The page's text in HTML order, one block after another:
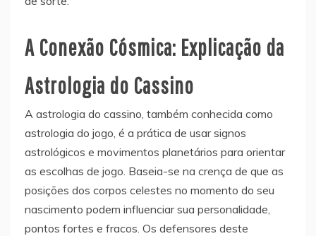
A Conexão Cósmica: Explicação da
Astrologia do Cassino
A astrologia do cassino, também conhecida como
astrologia do jogo, é a prática de usar signos
astrológicos e movimentos planetários para orientar
as escolhas de jogo. Baseia-se na crença de que as
posições dos corpos celestes no momento do seu
nascimento podem influenciar sua personalidade,
pontos fortes e fracos. Os defensores deste